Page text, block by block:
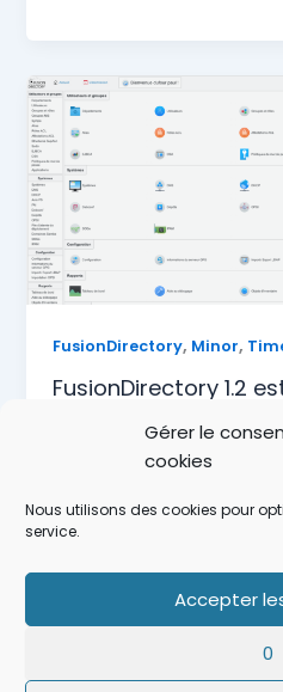
Gérer le
cookies
Nous utilisons des cookies pour
service.
Accepter
0
!
FusionDirectory, Minor,
FusionDirectory 1.2
Benoit Mortier/ 2 juillet 2017
L’équipe FusionDirectory
version majeure. La 1.2
FusionDirectory
1.2
DE